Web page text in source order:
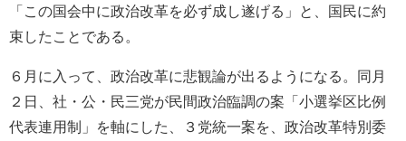
「この国会中に政治改革を必ず成し遂げる」と、国民に約
束したことである。
６月に入って、政治改革に悲観論が出るようになる。同月
２日、社・公・民三党が民間政治臨調の案「小選挙区比例
代表連用制」を軸にした、３党統一案を、政治改革特別委